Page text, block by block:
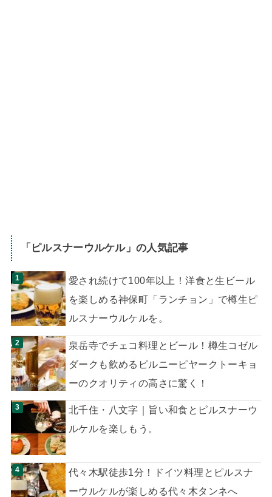
「 ピルスナーウルケル」の人気記事
愛され続けて100年以上！洋食と生ビール
を楽しめる神保町「ランチョン」で樽生ピ
ルスナーウルケルを。
泉岳寺でチェコ料理とビール！樽生コゼル
ダークも飲めるピルニーピヤークトーキョ
ーのクオリティの高さに驚く！
北千住・八文字｜旨い和食とピルスナーウ
ルケルを楽しもう。
代々木駅徒歩1分！ドイツ料理とピルスナ
ーウルケルが楽しめる代々木タンネへ